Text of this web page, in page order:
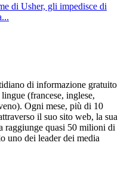
di Usher, gli impedisce di
di informazione gratuito
(francese, inglese,
Ogni mese, più di 10
il suo sito web, la sua
raggiunge quasi 50 milioni di
uno dei leader dei media